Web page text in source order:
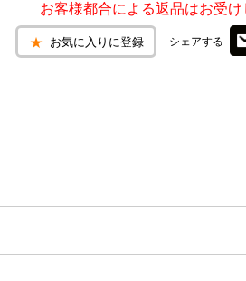
お客様都合による返品はお受け
お気に入りに登録 シェアする